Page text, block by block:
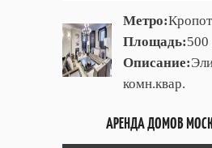
Метро:
Площадь:500
Описание:
комн.квар.
АРЕНДА ДОМОВ